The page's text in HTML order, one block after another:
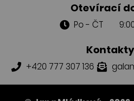
Otevírací
Po - ČT 9:00
Kontakty
+420 777 307 136